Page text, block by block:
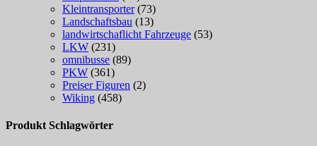
Kleintransporter (73)
Landschaftsbau (13)
landwirtschaflicht Fahrzeuge (53)
LKW (231)
omnibusse (89)
PKW (361)
Preiser Figuren (2)
Wiking (458)
Produkt Schlagwörter